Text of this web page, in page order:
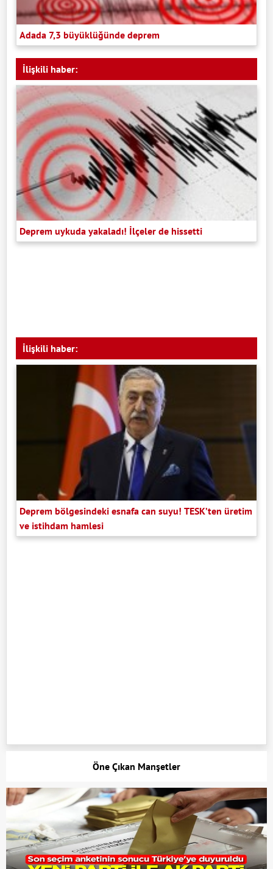
Adada 7,3 büyüklüğünde deprem
İlişkili haber:
Deprem uykuda yakaladı! İlçeler de hissetti
İlişkili haber:
Deprem bölgesindeki esnafa can suyu! TESK’ten üretim
ve istihdam hamlesi
Öne Çıkan Manşetler